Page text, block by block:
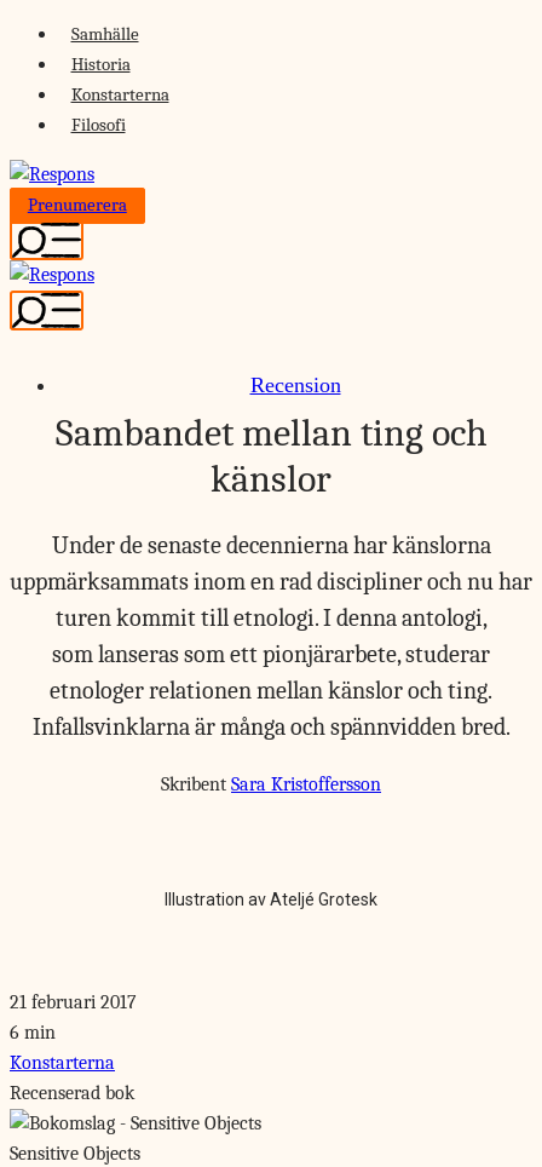
Skip
content
Samhälle
Historia
Konstarterna
Filosofi
Prenumerera
Recension
Sambandet mellan ting och
känslor
Under de senaste decennierna har känslorna
uppmärksammats inom en rad discipliner och nu har
turen kommit till etnologi. I denna antologi,
som lanseras som ett pionjärarbete, studerar
etnologer relationen mellan känslor och ting.
Infallsvinklarna är många och spännvidden bred.
Skribent Sara Kristoffersson
Illustration av Ateljé Grotesk
21 februari 2017
6 min
Konstarterna
Recenserad bok
Sensitive Objects